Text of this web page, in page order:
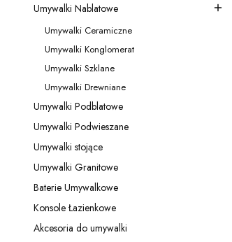
Kategoria - Umywalki Nablatowe
Umywalki Nablatowe
Kategoria - Umywalki Ceramiczne
Umywalki Ceramiczne
Kategoria - Umywalki Konglomerat
Umywalki Konglomerat
Kategoria - Umywalki Szklane
Umywalki Szklane
Kategoria - Umywalki Drewniane
Umywalki Drewniane
Kategoria - Umywalki Podblatowe
Umywalki Podblatowe
Kategoria - Umywalki Podwieszane
Umywalki Podwieszane
Kategoria - Umywalki stojące
Umywalki stojące
Kategoria - Umywalki Granitowe
Umywalki Granitowe
Kategoria - Baterie Umywalkowe
Baterie Umywalkowe
Kategoria - Konsole Łazienkowe
Konsole Łazienkowe
Kategoria - Akcesoria do umywalki
Akcesoria do umywalki